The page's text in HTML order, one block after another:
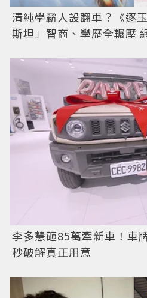
清純學霸人設翻車？《逐
斯坦」智商、學歷全輾壓
李多慧砸85萬牽新車！
秒破解真正用意